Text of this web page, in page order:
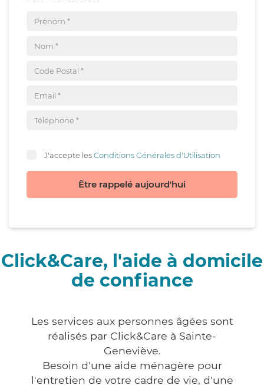
J'accepte lesConditions Générales d'Utilisation
Être rappelé aujourd'hui
Click&Care, l'aide à domicile
de confiance
Les services aux personnes âgées sont
réalisés par Click&Care à Sainte-
Geneviève.
Besoin d'une aide ménagère pour
l'entretien de votre cadre de vie, d'une